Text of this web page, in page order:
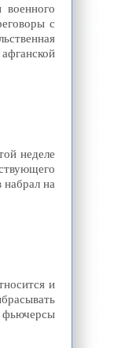
с
неделе
на
и
фьючерсы